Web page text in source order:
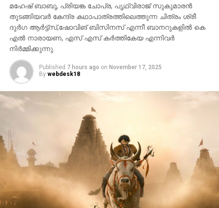
UP NEXT
യാത്രക്കാരെ കൊള്ളയടിക്കുന്നതില്‍ സര്‍വ
റെക്കോര്‍ഡുകളും തകര്‍ത്ത് കരിപ്പൂര്‍
മഹേഷ് ബാബു, പ്രിയങ്ക ചോപ്ര, പൃഥ്വിരാജ് സുകുമാരൻ
തുടങ്ങിയവർ കേന്ദ്ര കഥാപാത്രത്തിലെത്തുന്ന ചിത്രം ശ്രീ
ദുർഗ ആർട്ട്സ്,ഷോവിങ് ബിസിനസ് എന്നീ ബാനറുകളിൽ കെ
എൽ നാരായണ, എസ് എസ് കർത്തികേയ എന്നിവർ
നിർമ്മിക്കുന്നു.
Published 7 hours ago on November 17, 2025
By webdesk18